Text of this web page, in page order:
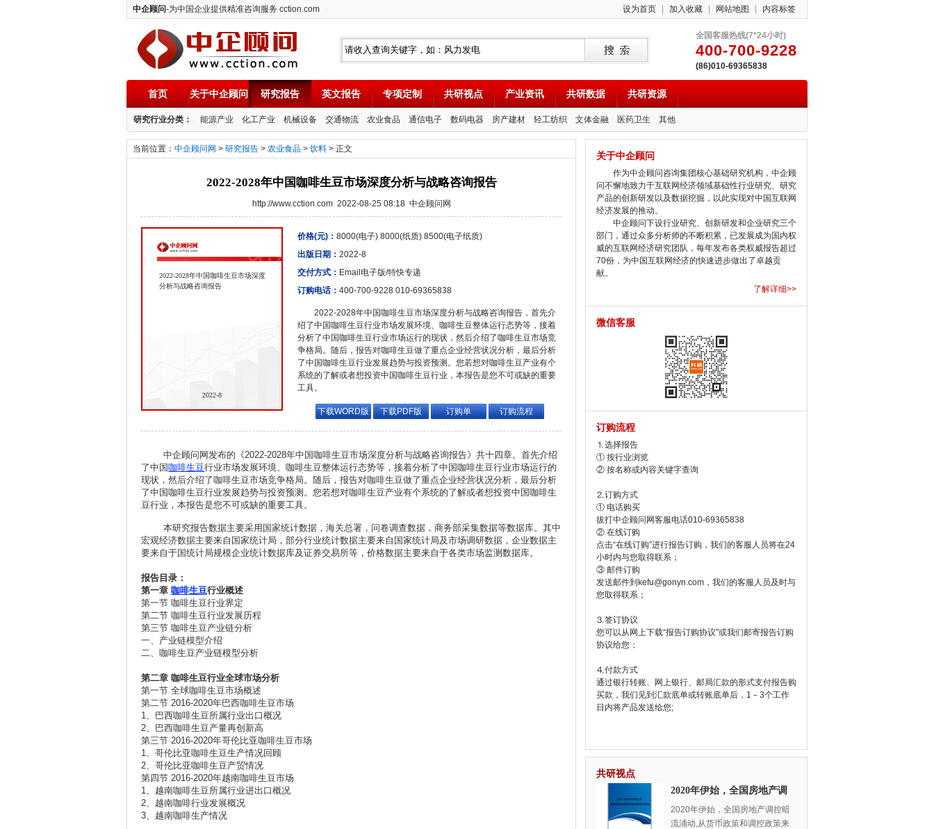
中企顾问-为中国企业提供精准咨询服务 cction.com 设为首页 加入收藏 网站地图 内容标签
中企顾问
全国客服热线(7*24小时)
400-700-9228
(86)010-69365838
首页 关于中企顾问 研究报告 英文报告 专项定制 共研视点 产业资讯 共研数据 共研资源
研究行业分类： 能源产业 化工产业 机械设备 交通物流 农业食品 通信电子 数码电器 房产建材 轻工纺织 文体金融 医药卫生 其他
当前位置： 中企顾问网 > 研究报告 > 农业食品 > 饮料 > 正文
2022-2028年中国咖啡生豆市场深度分析与战略咨询报告
http://www.cction.com 2022-08-25 08:18 中企顾问网
2022-2028年中国咖啡生豆市场深度
分析与战略咨询报告
2022-8
价格(元)： 8000(电子) 8000(纸质) 8500(电子纸质)
出版日期： 2022-8
交付方式： Email电子版/特快专递
订购电话： 400-700-9228 010-69365838
2022-2028年中国咖啡生豆市场深度分析与战略咨询报告，首先介
绍了中国咖啡生豆行业市场发展环境、咖啡生豆整体运行态势等，接着
分析了中国咖啡生豆行业市场运行的现状，然后介绍了咖啡生豆市场竞
争格局。随后，报告对咖啡生豆做了重点企业经营状况分析，最后分析
了中国咖啡生豆行业发展趋势与投资预测。您若想对咖啡生豆产业有个
系统的了解或者想投资中国咖啡生豆行业，本报告是您不可或缺的重要
工具。
下载WORD版 下载PDF版 订购单 订购流程
中企顾问网发布的《2022-2028年中国咖啡生豆市场深度分析与战略咨询报告》共十四章。首先介绍
了中国咖啡生豆行业市场发展环境、咖啡生豆整体运行态势等，接着分析了中国咖啡生豆行业市场运行的
现状，然后介绍了咖啡生豆市场竞争格局。随后，报告对咖啡生豆做了重点企业经营状况分析，最后分析
了中国咖啡生豆行业发展趋势与投资预测。您若想对咖啡生豆产业有个系统的了解或者想投资中国咖啡生
豆行业，本报告是您不可或缺的重要工具。
本研究报告数据主要采用国家统计数据，海关总署，问卷调查数据，商务部采集数据等数据库。其中
宏观经济数据主要来自国家统计局，部分行业统计数据主要来自国家统计局及市场调研数据，企业数据主
要来自于国统计局规模企业统计数据库及证券交易所等，价格数据主要来自于各类市场监测数据库。
报告目录：
第一章 咖啡生豆行业概述
第一节 咖啡生豆行业界定
第二节 咖啡生豆行业发展历程
第三节 咖啡生豆产业链分析
一、产业链模型介绍
二、咖啡生豆产业链模型分析
第二章 咖啡生豆行业全球市场分析
第一节 全球咖啡生豆市场概述
第二节 2016-2020年巴西咖啡生豆市场
1、巴西咖啡生豆所属行业出口概况
2、巴西咖啡生豆产量再创新高
第三节 2016-2020年哥伦比亚咖啡生豆市场
1、哥伦比亚咖啡生豆生产情况回顾
2、哥伦比亚咖啡生豆产贸情况
第四节 2016-2020年越南咖啡生豆市场
1、越南咖啡生豆所属行业进出口概况
2、越南咖啡行业发展概况
3、越南咖啡生产情况
关于中企顾问
作为中企顾问咨询集团核心基础研究机构，中企顾
问不懈地致力于互联网经济领域基础性行业研究、研究
产品的创新研发以及数据挖掘，以此实现对中国互联网
经济发展的推动。
中企顾问下设行业研究、创新研发和企业研究三个
部门，通过众多分析师的不断积累，已发展成为国内权
威的互联网经济研究团队，每年发布各类权威报告超过
70份，为中国互联网经济的快速进步做出了卓越贡
献。
了解详细>>
微信客服
订购流程
⒈选择报告
① 按行业浏览
② 按名称或内容关键字查询
⒉订购方式
① 电话购买
拔打中企顾问网客服电话010-69365838
② 在线订购
点击“在线订购”进行报告订购，我们的客服人员将在24
小时内与您取得联系；
③ 邮件订购
发送邮件到kefu@gonyn.com，我们的客服人员及时与
您取得联系；
⒊签订协议
您可以从网上下载“报告订购协议”或我们邮寄报告订购
协议给您；
⒋付款方式
通过银行转账、网上银行、邮局汇款的形式支付报告购
买款，我们见到汇款底单或转账底单后，1－3个工作
日内将产品发送给您;
共研视点
2020年伊始，全国房地产调
控暗流涌动
2020年伊始，全国房地产调控暗
流涌动,从货币政策和调控政策来